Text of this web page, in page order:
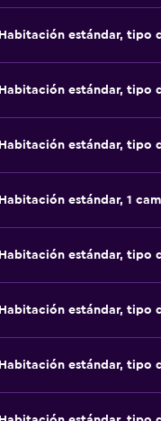
Habitación estándar, tipo
Habitación estándar, tipo
Habitación estándar, tipo
Habitación estándar, 1
Habitación estándar, tipo
Habitación estándar, tipo
Habitación estándar, tipo